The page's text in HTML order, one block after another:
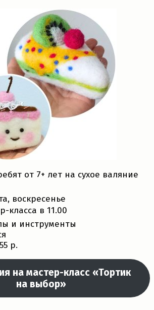
от 7+ лет на сухое валяние
воскресенье
класса в 11.00
и инструменты
р.
на мастер-класс «Тортик
на выбор»